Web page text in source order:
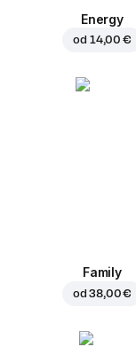
Energy
od 14,00 €
Family
od38,00 €